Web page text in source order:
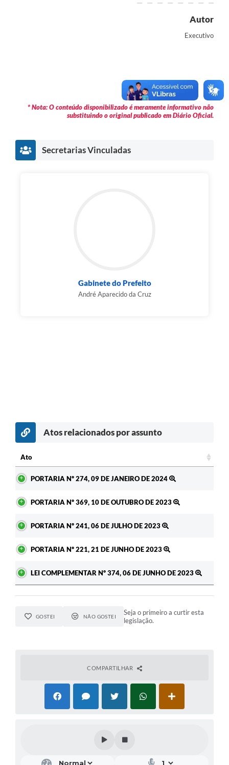
Autor
Executivo
* Nota: O conteúdo disponibilizado é meramente informativo não
substituindo o original publicado em Diário Oficial.
Secretarias Vinculadas
Gabinete do Prefeito
André Aparecido da Cruz
Atos relacionados por assunto
Ato
PORTARIA Nº 274, 09 DE JANEIRO DE 2024
PORTARIA Nº 369, 10 DE OUTUBRO DE 2023
PORTARIA Nº 241, 06 DE JULHO DE 2023
PORTARIA Nº 221, 21 DE JUNHO DE 2023
LEI COMPLEMENTAR Nº 374, 06 DE JUNHO DE 2023
GOSTEI NÃO GOSTEI
Seja o primeiro a curtir esta
legislação.
COMPARTILHAR